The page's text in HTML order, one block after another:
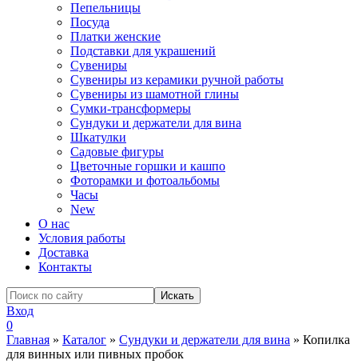
Пепельницы
Посуда
Платки женские
Подставки для украшений
Сувениры
Сувениры из керамики ручной работы
Сувениры из шамотной глины
Сумки-трансформеры
Сундуки и держатели для вина
Шкатулки
Садовые фигуры
Цветочные горшки и кашпо
Фоторамки и фотоальбомы
Часы
New
О нас
Условия работы
Доставка
Контакты
Вход
0
Главная » Каталог » Сундуки и держатели для вина » Копилка
для винных или пивных пробок